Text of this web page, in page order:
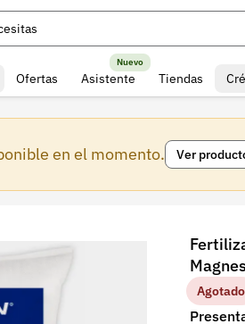
Ofertas Asistente
Nuevo
Tiendas
en el momento. Ver
Agotado